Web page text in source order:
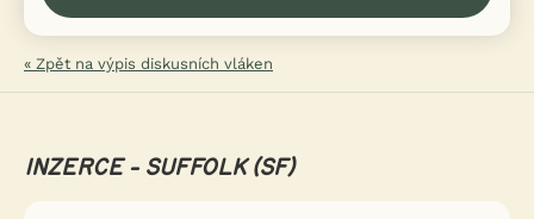
« Zpět na výpis diskusních vláken
INZERCE - SUFFOLK (SF)